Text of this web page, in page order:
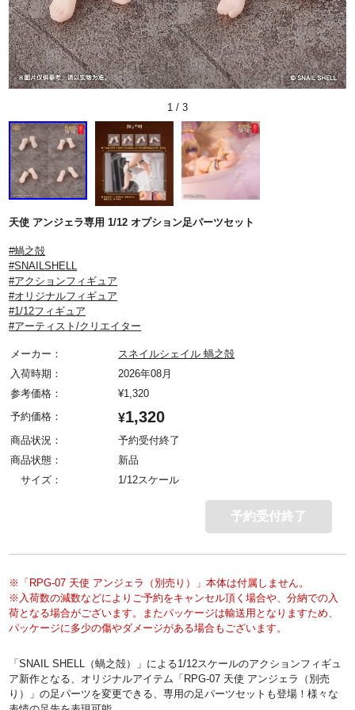
1 / 3
天使 アンジェラ専用 1/12 オプション足パーツセット
#蝸之殻
#SNAILSHELL
#アクションフィギュア
#オリジナルフィギュア
#1/12フィギュア
#アーティスト/クリエイター
メーカー：
スネイルシェイル 蝸之殻
入荷時期：
2026年08月
参考価格：
¥1,320
予約価格：
¥1,320
商品状況：
予約受付終了
商品状態：
新品
サイズ：
1/12スケール
予約受付終了
※「RPG-07 天使 アンジェラ（別売り）」本体は付属しません。
※入荷数の減数などによりご予約をキャンセル頂く場合や、分納での入
荷となる場合がございます。またパッケージは輸送用となりますため、
パッケージに多少の傷やダメージがある場合もございます。
「SNAIL SHELL（蝸之殻）」による1/12スケールのアクションフィギュ
ア新作となる、オリジナルアイテム「RPG-07 天使 アンジェラ（別売
り）」の足パーツを変更できる、専用の足パーツセットも登場！様々な